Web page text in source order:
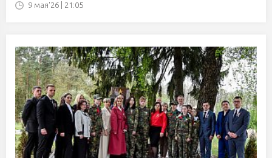
9 мая'26 | 21:05